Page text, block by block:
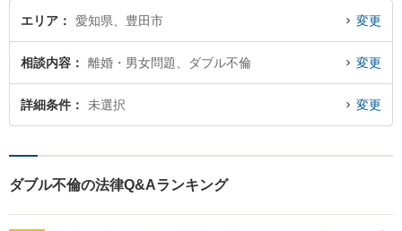
エリア 愛知県、豊田市 変更
相談内容 離婚・男女問題、ダブル不倫 変更
詳細条件 未選択 変更
ダブル不倫の法律Q&Aランキング